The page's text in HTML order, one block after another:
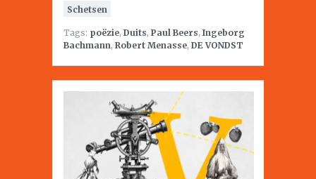
Schetsen
Tags: poëzie, Duits, Paul Beers, Ingeborg
Bachmann, Robert Menasse, DE VONDST